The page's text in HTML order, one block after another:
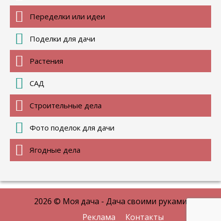
Переделки или идеи
Поделки для дачи
Растения
САД
Строительные дела
Фото поделок для дачи
Ягодные дела
2026 © Моя дача - Дача своими руками
Реклама
Контакты